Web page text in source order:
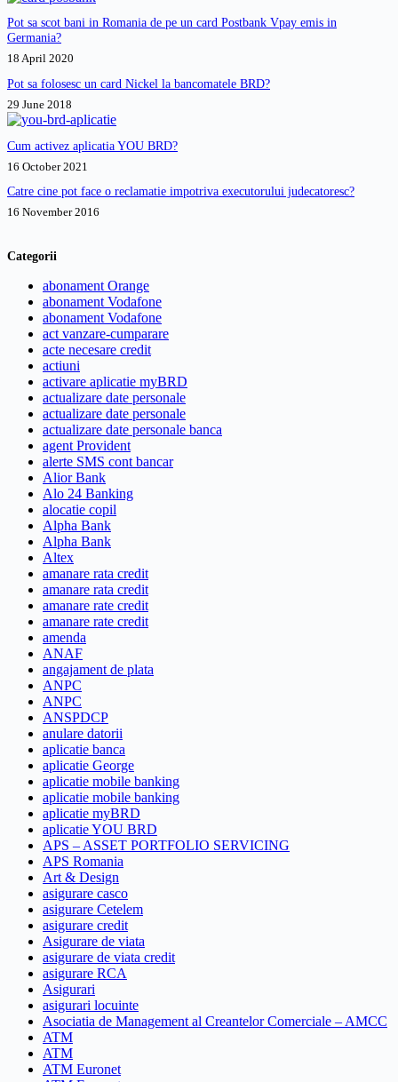
Pot sa scot bani in Romania de pe un card Postbank Vpay emis in
Germania?
18 April 2020
Pot sa folosesc un card Nickel la bancomatele BRD?
29 June 2018
Cum activez aplicatia YOU BRD?
16 October 2021
Catre cine pot face o reclamatie impotriva executorului judecatoresc?
16 November 2016
Categorii
abonament Orange
abonament Vodafone
abonament Vodafone
act vanzare-cumparare
acte necesare credit
actiuni
activare aplicatie myBRD
actualizare date personale
actualizare date personale
actualizare date personale banca
agent Provident
alerte SMS cont bancar
Alior Bank
Alo 24 Banking
alocatie copil
Alpha Bank
Alpha Bank
Altex
amanare rata credit
amanare rata credit
amanare rate credit
amanare rate credit
amenda
ANAF
angajament de plata
ANPC
ANPC
ANSPDCP
anulare datorii
aplicatie banca
aplicatie George
aplicatie mobile banking
aplicatie mobile banking
aplicatie myBRD
aplicatie YOU BRD
APS – ASSET PORTFOLIO SERVICING
APS Romania
Art & Design
asigurare casco
asigurare Cetelem
asigurare credit
Asigurare de viata
asigurare de viata credit
asigurare RCA
Asigurari
asigurari locuinte
Asociatia de Management al Creantelor Comerciale – AMCC
ATM
ATM
ATM Euronet